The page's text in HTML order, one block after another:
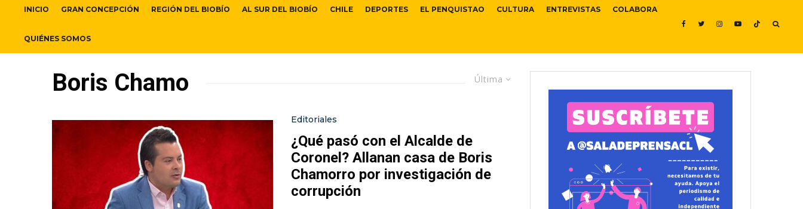
INICIO GRAN CONCEPCIÓN REGIÓN DEL BIOBÍO AL SUR DEL BIOBÍO CHILE DEPORTES EL PENQUISTAO CULTURA ENTREVISTAS COLABORA
QUIÉNES SOMOS
Última
Boris Chamo
Editoriales
¿Qué pasó con el Alcalde de
Coronel? Allanan casa de Boris
Chamorro por investigación de
corrupción